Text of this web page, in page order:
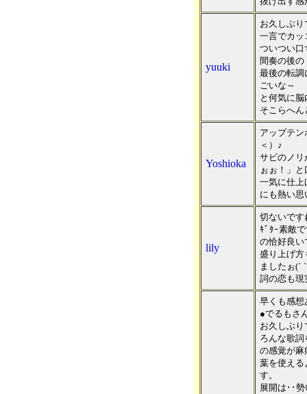
yuuki
お久しぶり
一言でカッ
ついつい口
間奏の後
最後の転調
ごいな～
と何気に
そこらへ
Yoshioka
アップテ
＜）♪
サビのノ
ぉぉ！」
一気に仕上
にも熱い
lily
切ないです
ｷﾞﾀｰ素敵
の恰好良い
盛り上げ方
ましたぉ(´
詞の恋も現
早くも感想
●でるもさ
お久しぶ
ろんな歌
の感覚が麻
葉を使える
す。
展開は･･